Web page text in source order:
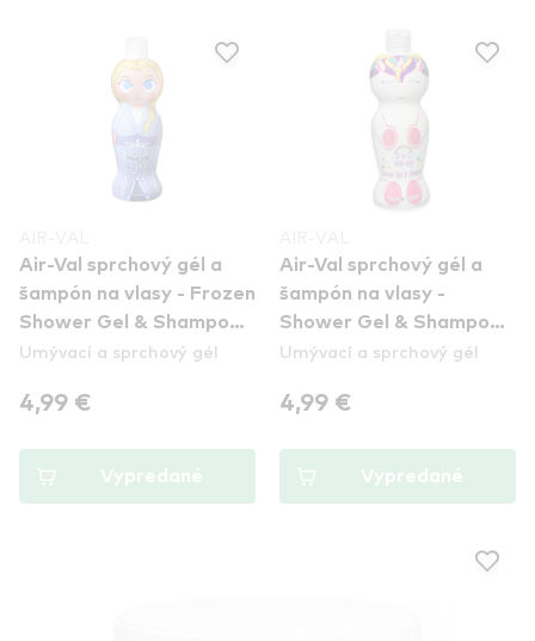
Air-Val sprchový gél a
šampón na vlasy - Frozen
Shower Gel & Shampoo -
Elsa
Umývací a sprchový gél
4,99 €
Vypredané
Air-Val sprchový gél a
šampón na vlasy -
Shower Gel & Shampoo -
Unicorn
Umývací a sprchový gél
4,99 €
Vypredané